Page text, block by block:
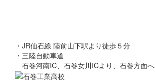
・JR仙石線 陸前山下駅より徒歩５分
・三陸自動車道
石巻河南IC、石巻女川ICより、石巻方面へ